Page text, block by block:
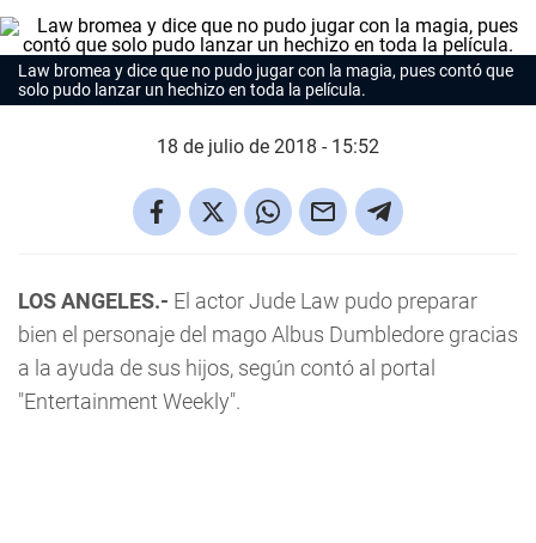
Law bromea y dice que no pudo jugar con la magia, pues contó que
solo pudo lanzar un hechizo en toda la película.
18 de julio de 2018 - 15:52
LOS ANGELES.- El actor Jude Law pudo preparar
bien el personaje del mago Albus Dumbledore gracias
a la ayuda de sus hijos, según contó al portal
"Entertainment Weekly".